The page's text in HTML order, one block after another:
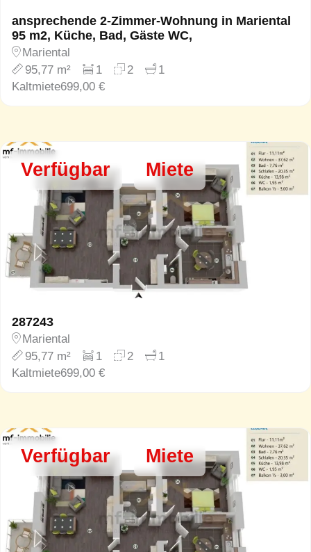
ansprechende 2-Zimmer-Wohnung in Mariental
95 m2, Küche, Bad, Gäste WC,
Mariental
95,77 m²
1 2
1
Kaltmiete699,00 €
Verfügbar Miete
287243
Mariental
95,77 m²
1 2
1
Kaltmiete699,00 €
Verfügbar Miete